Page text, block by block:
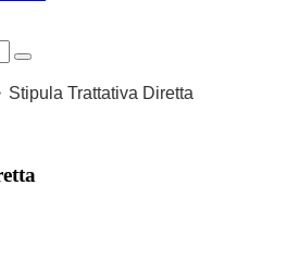
Stipula Trattativa Diretta